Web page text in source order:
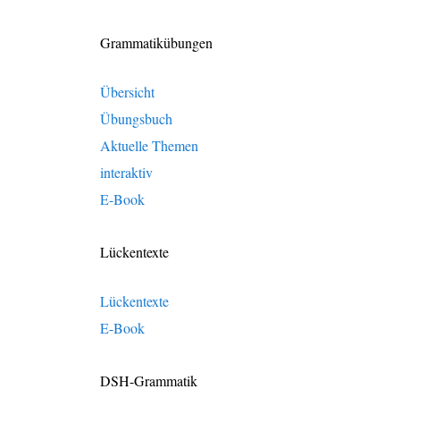
Grammatikübungen
Übersicht
Übungsbuch
Aktuelle Themen
interaktiv
E-Book
Lückentexte
Lückentexte
E-Book
DSH-Grammatik